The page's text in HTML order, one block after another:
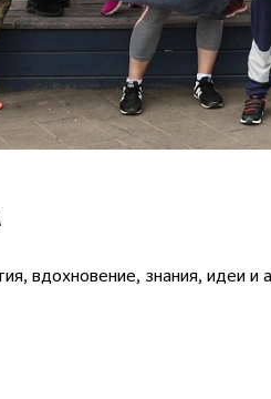
вдохновение, знания, идеи